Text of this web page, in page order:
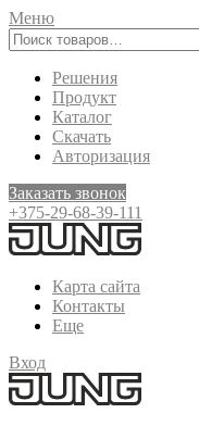
Меню
Решения
Продукт
Каталог
Скачать
Авторизация
Заказать звонок
+375-29-68-39-111
Карта сайта
Контакты
Еще
Вход